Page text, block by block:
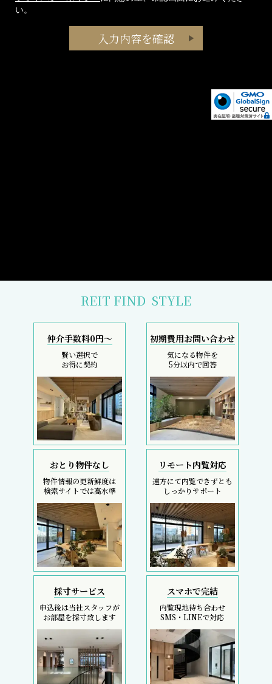
い。
REIT FIND STYLE
仲介手数料0円～
賢い選択で
お得に契約
初期費用お問い合わせ
気になる物件を
5分以内で回答
おとり物件なし
物件情報の更新鮮度は
検索サイトでは高水準
リモート内覧対応
遠方にて内覧できずとも
しっかりサポート
採寸サービス
申込後は当社スタッフが
お部屋を採寸致します
スマホで完結
内覧現地待ち合わせ
SMS・LINEで対応